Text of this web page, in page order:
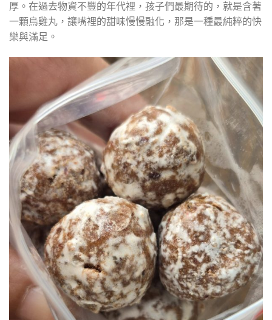
厚。在過去物資不豐的年代裡，孩子們最期待的，就是含著
一顆烏雞丸，讓嘴裡的甜味慢慢融化，那是一種最純粹的快
樂與滿足。